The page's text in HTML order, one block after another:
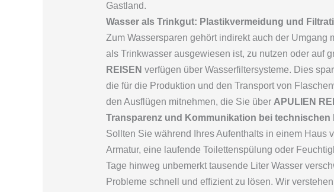
Gastland.
Wasser als Trinkgut: Plastikvermeidung und
Zum Wassersparen gehört indirekt auch der Umgang
als Trinkwasser ausgewiesen ist, zu nutzen oder auf
REISEN verfügen über Wasserfiltersysteme. Dies
die für die Produktion und den Transport von
den Ausflügen mitnehmen, die Sie über APULIEN
Transparenz und Kommunikation bei technischen
Sollten Sie während Ihres Aufenthalts in einem Haus
Armatur, eine laufende Toilettenspülung oder
Tage hinweg unbemerkt tausende Liter Wasser
Probleme schnell und effizient zu lösen. Wir